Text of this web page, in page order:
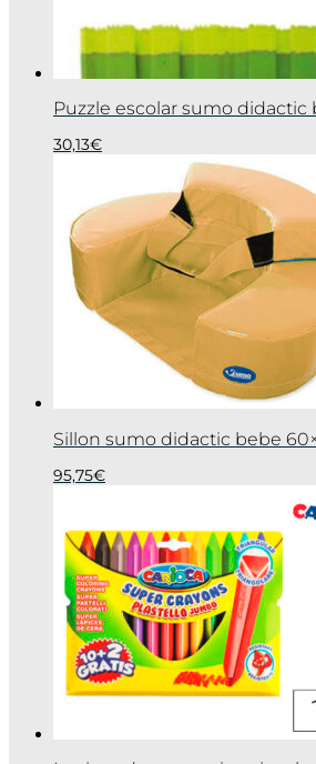
Puzzle escolar sumo didactic
30,13€
Sillon sumo didactic bebe
95,75€